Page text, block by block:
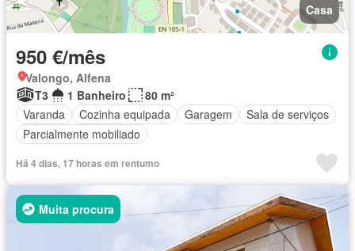
Casa
950 €/mês
Valongo, Alfena
T3
1 Banheiro
80 m²
Varanda
Cozinha equipada Garagem
Sala de serviços
Parcialmente mobiliado
Há 4 dias, 17 horas em rentumo
Muita procura